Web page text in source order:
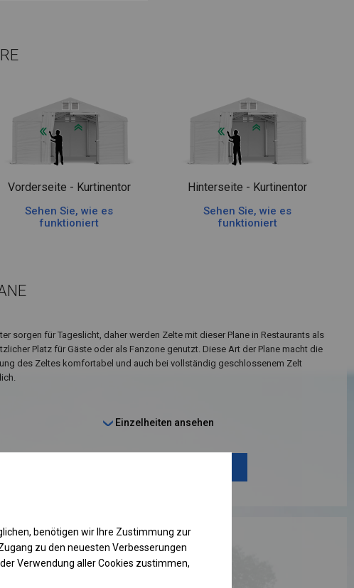
Vorderseite - Kurtinentor
Sehen Sie, wie es
funktioniert
Hinterseite - Kurtinentor
Sehen Sie, wie es
funktioniert
sorgen für Tageslicht, daher werden Zelte mit dieser Plane in Restaurants als
Platz für Gäste oder als Fanzone genutzt. Diese Art der Plane macht die
des Zeltes komfortabel und auch bei vollständig geschlossenem Zelt
Einzelheiten ansehen
benötigen wir Ihre Zustimmung zur
zu den neuesten Verbesserungen
Verwendung aller Cookies zustimmen,